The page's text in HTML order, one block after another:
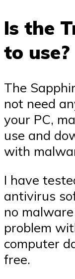
Is the
to use?
The
not need
your PC,
use and
with
I have
antivirus
no
problem
computer
free.